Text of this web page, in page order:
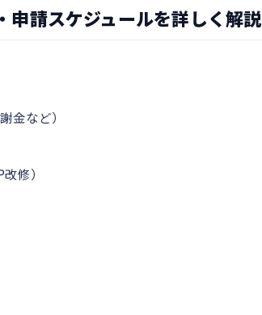
請スケジュールを詳しく解説
金など）
修）